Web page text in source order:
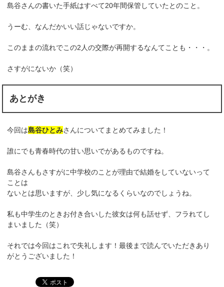
島谷さんの書いた手紙はすべて20年間保管していたとのこと。
うーむ、なんだかいい話じゃないですか。
このままの流れでこの2人の交際が再開するなんてことも・・・。
さすがにないか（笑）
あとがき
今回は島谷ひとみさんについてまとめてみました！
誰にでも青春時代の甘い思いでがあるものですね。
島谷さんもさすがに中学校のことが理由で結婚をしていないって
ことは
ないとは思いますが、少し気になるくらいなのでしょうね。
私も中学生のときお付き合いした彼女は何も話せず、フラれてし
まいました（笑）
それでは今回はこれで失礼します！最後まで読んでいただきあり
がとうございました！